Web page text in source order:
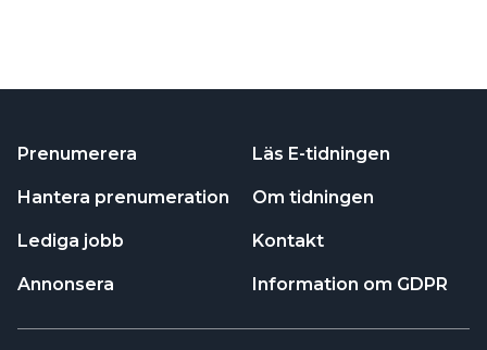
Prenumerera
Hantera prenumeration
Lediga jobb
Annonsera
Läs E-tidningen
Om tidningen
Kontakt
Information om GDPR